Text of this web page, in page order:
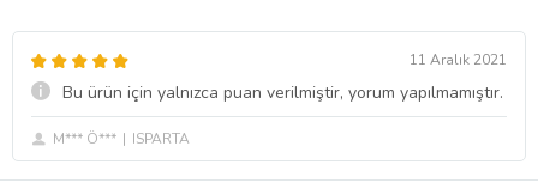
11 Aralık 2021
Bu ürün için yalnızca puan verilmiştir, yorum yapılmamıştır.
M*** Ö*** ISPARTA